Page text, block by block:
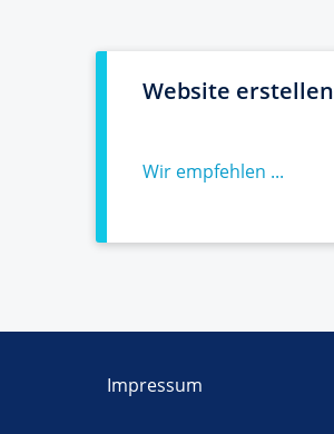
Website erstellen
Wir empfehlen ...
Impressum